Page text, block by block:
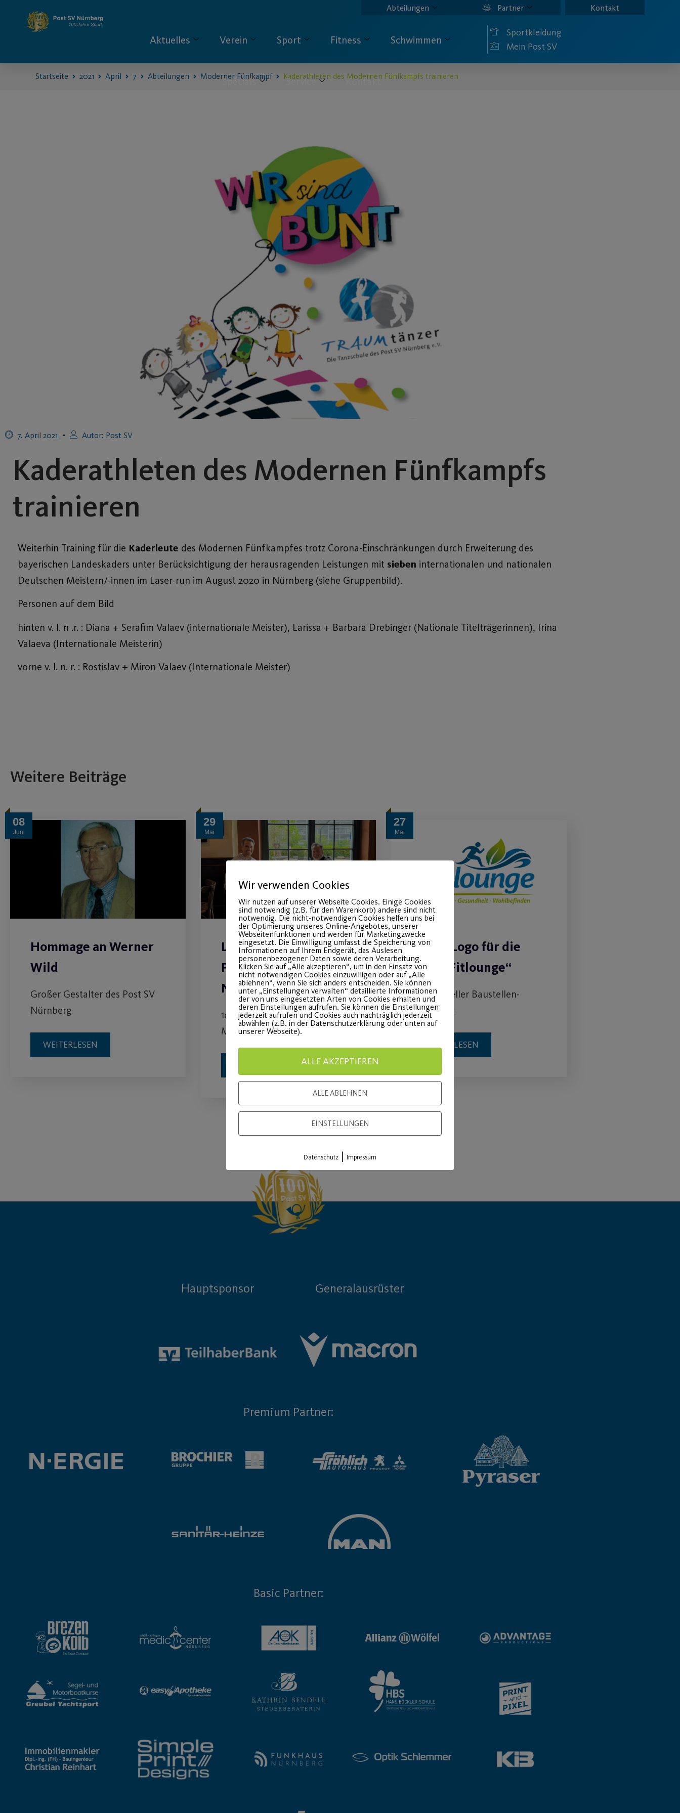
Abteilungen Partner Kontakt
Aktuelles Verein Sport Fitness Schwimmen
Specials Service Kontakt
Sportkleidung
Mein Post SV
Startseite 2021 April 7 Abteilungen Moderner Fünfkampf Kaderathleten des Modernen Fünfkampfs trainieren
7. April 2021 Autor: Post SV
Kaderathleten des Modernen Fünfkampfs
trainieren
Weiterhin Training für die Kaderleute des Modernen Fünfkampfes trotz Corona-Einschränkungen durch Erweiterung des
bayerischen Landeskaders unter Berücksichtigung der herausragenden Leistungen mit sieben internationalen und nationalen
Deutschen Meistern/-innen im Laser-run im August 2020 in Nürnberg (siehe Gruppenbild).
Personen auf dem Bild
hinten v. l. n .r. : Diana + Serafim Valaev (internationale Meister), Larissa + Barbara Drebinger (Nationale Titelträgerinnen), Irina
Valaeva (Internationale Meisterin)
vorne v. l. n. r. : Rostislav + Miron Valaev (Internationale Meister)
Weitere Beiträge
08
Juni
Hommage an Werner
Wild
Großer Gestalter des Post SV
Nürnberg
WEITERLESEN
29
Mai
L’Osteria wird neuer
Partner des Post SV
Nürnberg
10 % Rabatt für Post SV-
Mitglieder
27
Mai
Neues Logo für die
„neue Fitlounge“
inkl. virtueller Baustellen-
Rundgang
WEITERLESEN
Hauptsponsor Generalausrüster
Premium Partner:
Basic Partner:
Wir verwenden Cookies
Wir nutzen auf unserer Webseite Cookies. Einige Cookies
sind notwendig (z.B. für den Warenkorb) andere sind nicht
notwendig. Die nicht-notwendigen Cookies helfen uns bei
der Optimierung unseres Online-Angebotes, unserer
Webseitenfunktionen und werden für Marketingzwecke
eingesetzt. Die Einwilligung umfasst die Speicherung von
Informationen auf Ihrem Endgerät, das Auslesen
personenbezogener Daten sowie deren Verarbeitung.
Klicken Sie auf „Alle akzeptieren“, um in den Einsatz von
nicht notwendigen Cookies einzuwilligen oder auf „Alle
ablehnen“, wenn Sie sich anders entscheiden. Sie können
unter „Einstellungen verwalten“ detaillierte Informationen
der von uns eingesetzten Arten von Cookies erhalten und
deren Einstellungen aufrufen. Sie können die Einstellungen
jederzeit aufrufen und Cookies auch nachträglich jederzeit
abwählen (z.B. in der Datenschutzerklärung oder unten auf
unserer Webseite).
ALLE AKZEPTIEREN
ALLE ABLEHNEN
EINSTELLUNGEN
Datenschutz | Impressum